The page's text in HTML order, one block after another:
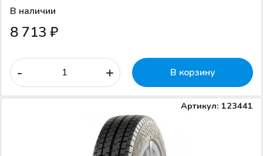
В наличии
8 713 ₽
- + В корзину
Артикул: 123441